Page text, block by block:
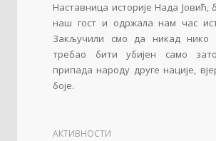
Наставница историје Нада Јовић,
наш гост и одржала нам час
Закључили смо да никад нико
требао бити убијен само
припада народу друге нације,
боје.
АКТИВНОСТИ